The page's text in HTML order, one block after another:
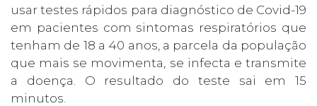
usar testes rápidos para diagnóstico de Covid-19
em pacientes com sintomas respiratórios que
tenham de 18 a 40 anos, a parcela da população
que mais se movimenta, se infecta e transmite
a doença. O resultado do teste sai em 15
minutos.